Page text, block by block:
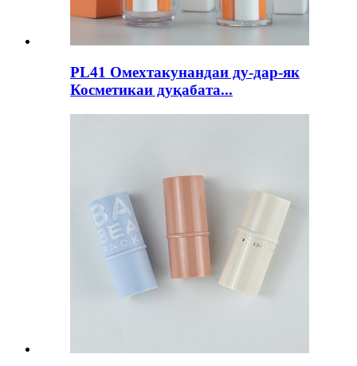
PL41 Омехтакунандаи ду-дар-як
Косметикаи дуқабата...